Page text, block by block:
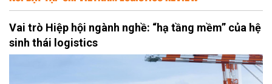
Vai trò Hiệp hội ngành nghề: “hạ tầng mềm” của hệ
sinh thái logistics